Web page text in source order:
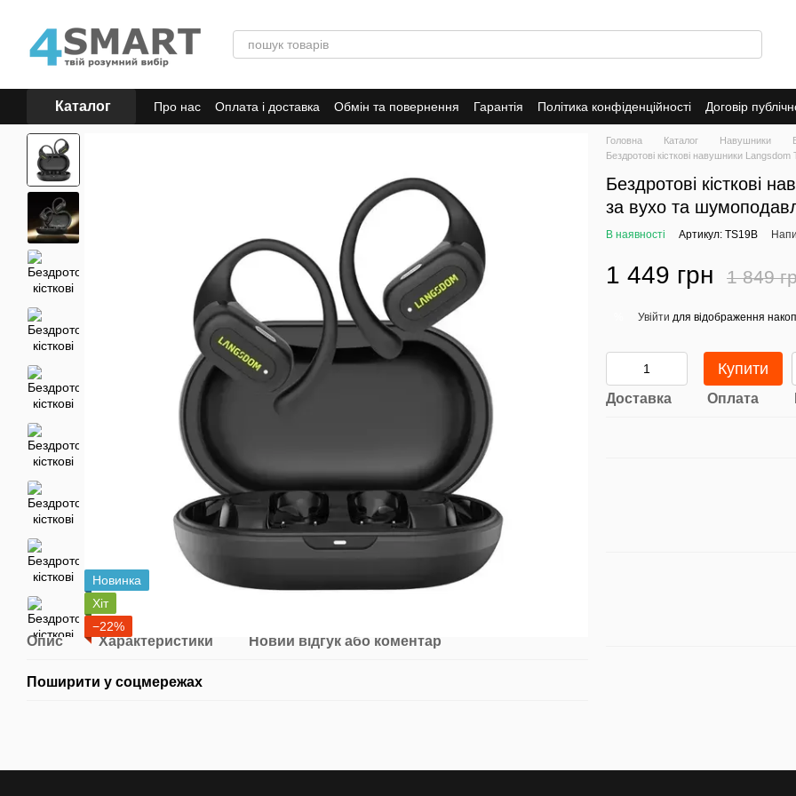
Каталог Про нас Оплата і доставка Обмін та повернення Гарантія Політика конфіденційності Договір
Відгуки про магазин
Новинка
Хіт
−22%
Опис Характеристики Новий відгук або коментар
Поширити у соцмережах
Головна Каталог Навушники
Бездротові кісткові навушники
Бездротові кісткові
за вухо та
В наявності Артикул: TS19B
1 449 грн 1 849
Увійти для відображення
Купити
Доставка Оплата